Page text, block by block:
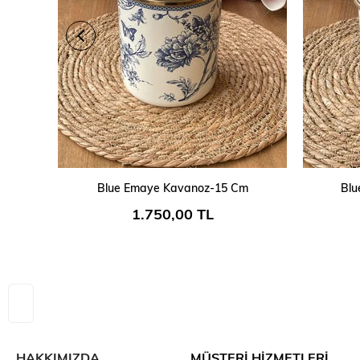
Blue Emaye Kavanoz-15 Cm
1.750,00 TL